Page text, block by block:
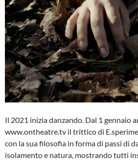
Il 2021 inizia danzando. Dal 1 gennaio
www.ontheatre.tv il trittico di
con la sua filosofia in forma di passi di
isolamento e natura, mostrando tutti